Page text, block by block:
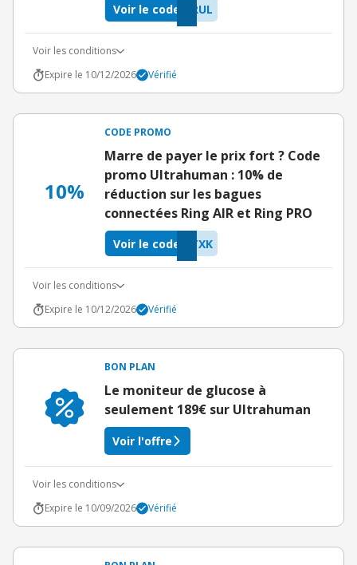
RUL
Voir le code
Voir les conditions
Expire le 10/12/2026
Vérifié
10%
CODE PROMO
Marre de payer le prix fort ? Code
promo Ultrahuman : 10% de
réduction sur les bagues
connectées Ring AIR et Ring PRO
TXK
Voir le code
Voir les conditions
Expire le 10/12/2026
Vérifié
BON PLAN
Le moniteur de glucose à
seulement 189€ sur Ultrahuman
Voir l'offre
Voir les conditions
Expire le 10/09/2026
Vérifié